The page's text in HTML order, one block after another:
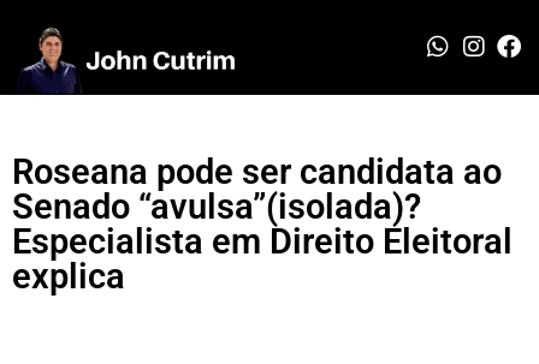
Roseana pode ser candidata ao
Senado “avulsa”(isolada)?
Especialista em Direito Eleitoral
explica